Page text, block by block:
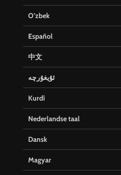
O’zbek
Español
中文
ئۇيغۇرچە
Kurdî
Nederlandse taal
Dansk
Magyar